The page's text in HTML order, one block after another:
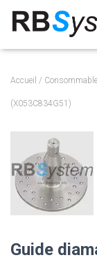
Accueil / Consommable
(X053C834G51)
Guide